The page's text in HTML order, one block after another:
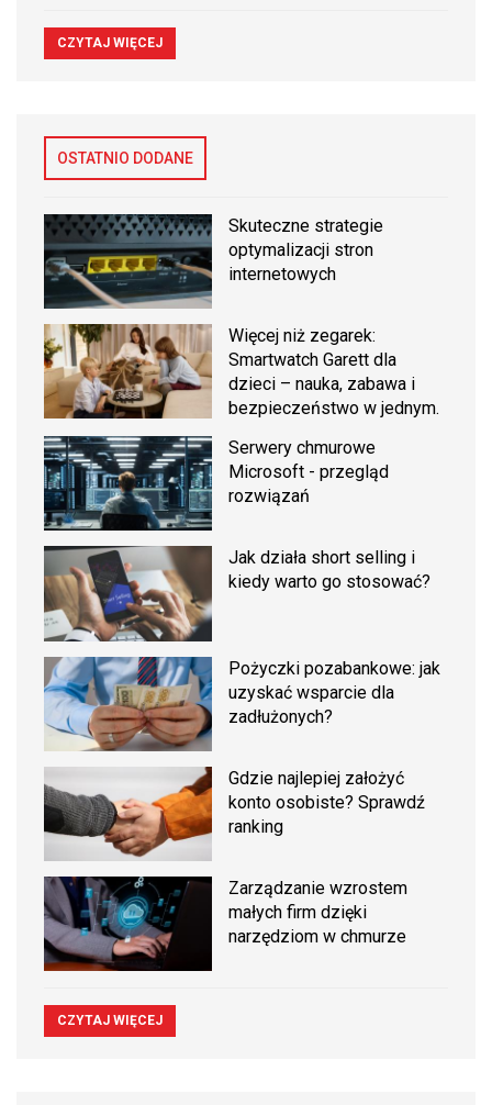
CZYTAJ WIĘCEJ
OSTATNIO DODANE
Skuteczne strategie
optymalizacji stron
internetowych
Więcej niż zegarek:
Smartwatch Garett dla
dzieci – nauka, zabawa i
bezpieczeństwo w jednym.
Serwery chmurowe
Microsoft - przegląd
rozwiązań
Jak działa short selling i
kiedy warto go stosować?
Pożyczki pozabankowe: jak
uzyskać wsparcie dla
zadłużonych?
Gdzie najlepiej założyć
konto osobiste? Sprawdź
ranking
Zarządzanie wzrostem
małych firm dzięki
narzędziom w chmurze
CZYTAJ WIĘCEJ